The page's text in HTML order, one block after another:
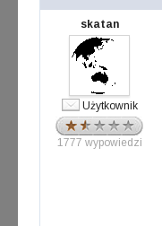
skatan
Użytkownik
1777 wypowiedzi